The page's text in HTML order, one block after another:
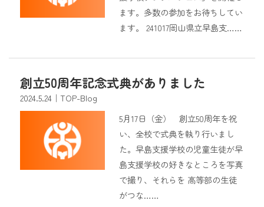
ます。多数の参加をお待ちしてい
ます。 241017岡山県立早島支……
創立50周年記念式典がありました
2024.5.24 ｜TOP-Blog
5月17日（金） 創立50周年を祝
い、全校で式典を執り行いまし
た。早島支援学校の児童生徒が早
島支援学校の好きなところを写真
で撮り、それらを 高等部の生徒
がつな……